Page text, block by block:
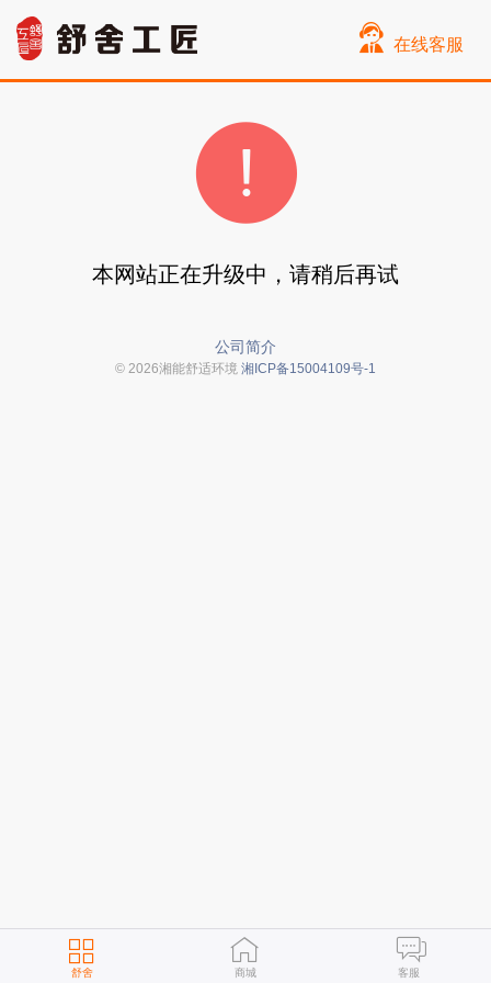
舒舍 商城 客服
在线客服
本网站正在升级中，请稍后再试
公司简介
© 2026湘能舒适环境 湘ICP备15004109号-1